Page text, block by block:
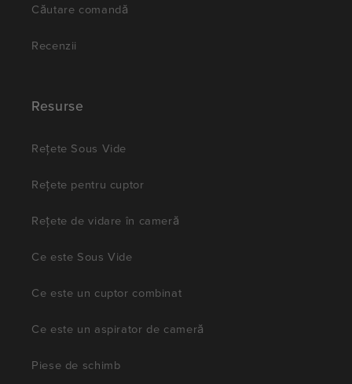
Căutare comandă
Recenzii
Resurse
Rețete Sous Vide
Rețete pentru cuptor
Rețete de vidare în cameră
Ce este Sous Vide
Ce este un cuptor combinat
Ce este un aspirator de cameră
Piese de schimb